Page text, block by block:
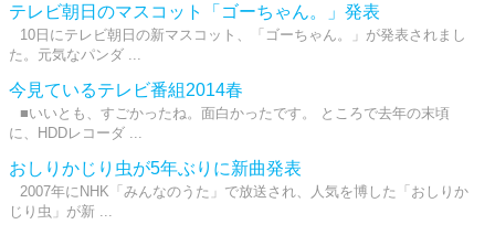
テレビ朝日のマスコット「ゴーちゃん。」発表
10日にテレビ朝日の新マスコット、「ゴーちゃん。」が発表されまし
た。元気なパンダ ...
今見ているテレビ番組2014春
■いいとも、すごかったね。面白かったです。 ところで去年の末頃
に、HDDレコーダ ...
おしりかじり虫が5年ぶりに新曲発表
2007年にNHK「みんなのうた」で放送され、人気を博した「おしりか
じり虫」が新 ...